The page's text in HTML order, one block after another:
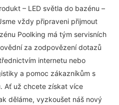
– LED světla do bazénu –
vždy připraveni přijmout
Poolking má tým servisních
za zodpovězení dotazů
internetu nebo
a pomoc zákazníkům s
Ať už chcete získat více
děláme, vyzkoušet náš nový